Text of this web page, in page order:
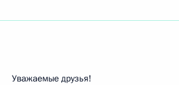
Уважаемые друзья!